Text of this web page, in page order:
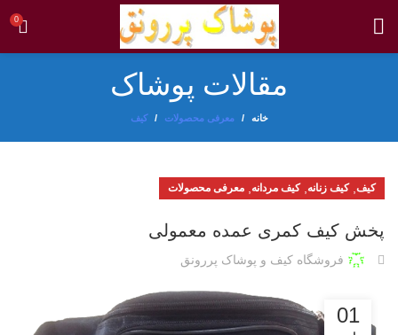
0
مقالات پوشاک
خانه معرفی محصولات کیف
کیف ,کیف زنانه ,کیف مردانه معرفی محصولات
پخش کیف کمری عمده معمولی
فروشگاه کیف و پوشاک پررونق
01